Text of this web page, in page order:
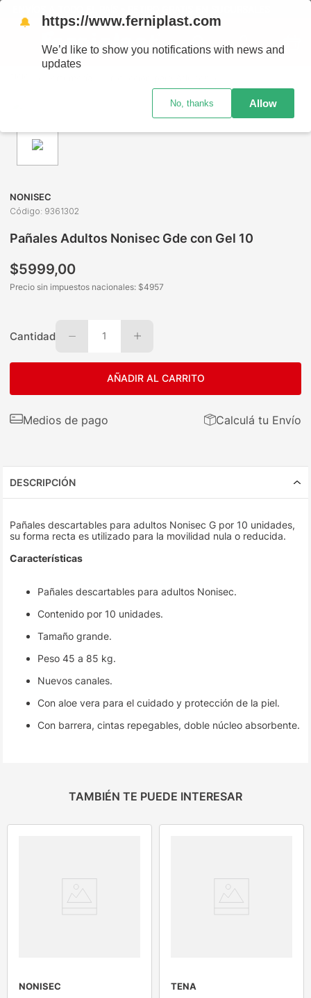
NONISEC
Código: 9361302
Pañales Adultos Nonisec Gde con Gel 10
$5999,00
Precio sin impuestos nacionales: $4957
Cantidad 1
AÑADIR AL CARRITO
Medios de pago Calculá tu Envío
DESCRIPCIÓN
Pañales descartables para adultos Nonisec G por 10 unidades,
su forma recta es utilizado para la movilidad nula o reducida.
Características
Pañales descartables para adultos Nonisec.
Contenido por 10 unidades.
Tamaño grande.
Peso 45 a 85 kg.
Nuevos canales.
Con aloe vera para el cuidado y protección de la piel.
Con barrera, cintas repegables, doble núcleo absorbente.
TAMBIÉN TE PUEDE INTERESAR
NONISEC TENA
🔔 https://www.ferniplast.com
We’d like to show you notifications with news and
updates
No, thanks Allow